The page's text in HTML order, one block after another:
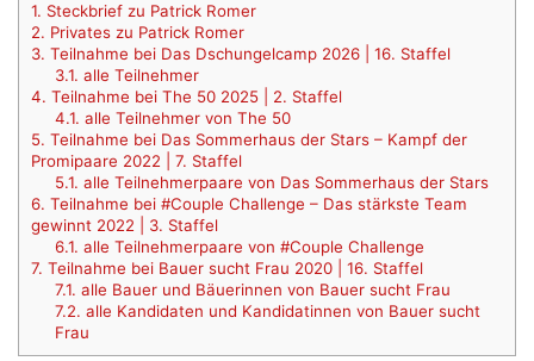
1. Steckbrief zu Patrick Romer
2. Privates zu Patrick Romer
3. Teilnahme bei Das Dschungelcamp 2026 | 16. Staffel
3.1. alle Teilnehmer
4. Teilnahme bei The 50 2025 | 2. Staffel
4.1. alle Teilnehmer von The 50
5. Teilnahme bei Das Sommerhaus der Stars – Kampf der
Promipaare 2022 | 7. Staffel
5.1. alle Teilnehmerpaare von Das Sommerhaus der Stars
6. Teilnahme bei #Couple Challenge – Das stärkste Team
gewinnt 2022 | 3. Staffel
6.1. alle Teilnehmerpaare von #Couple Challenge
7. Teilnahme bei Bauer sucht Frau 2020 | 16. Staffel
7.1. alle Bauer und Bäuerinnen von Bauer sucht Frau
7.2. alle Kandidaten und Kandidatinnen von Bauer sucht
Frau